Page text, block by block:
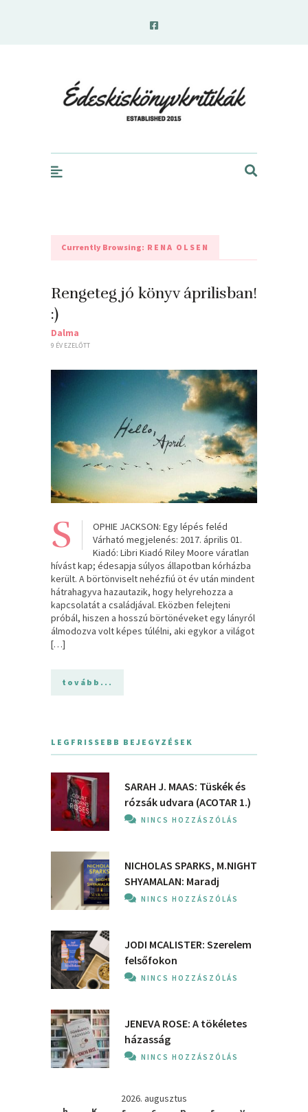
Currently Browsing: RENA OLSEN
Rengeteg jó könyv áprilisban!
:)
Dalma
9 ÉV EZELŐTT
S
OPHIE JACKSON: Egy lépés feléd
Várható megjelenés: 2017. április 01.
Kiadó: Libri Kiadó Riley Moore váratlan
hívást kap; édesapja súlyos állapotban kórházba
került. A börtönviselt nehézfiú öt év után mindent
hátrahagyva hazautazik, hogy helyrehozza a
kapcsolatát a családjával. Eközben felejteni
próbál, hiszen a hosszú börtönéveket egy lányról
álmodozva volt képes túlélni, aki egykor a világot
[…]
tovább...
LEGFRISSEBB BEJEGYZÉSEK
SARAH J. MAAS: Tüskék és
rózsák udvara (ACOTAR 1.)
NINCS HOZZÁSZÓLÁS
NICHOLAS SPARKS, M.NIGHT
SHYAMALAN: Maradj
NINCS HOZZÁSZÓLÁS
JODI MCALISTER: Szerelem
felsőfokon
NINCS HOZZÁSZÓLÁS
JENEVA ROSE: A ​tökéletes
házasság
NINCS HOZZÁSZÓLÁS
2026. augusztus